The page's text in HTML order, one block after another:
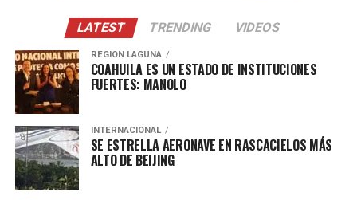
Con Información Tomada de EL HERALDO DE SALTILLO
LATEST TRENDING VIDEOS
REGION LAGUNA
COAHUILA ES UN ESTADO DE INSTITUCIONES
FUERTES: MANOLO
INTERNACIONAL
SE ESTRELLA AERONAVE EN RASCACIELOS MÁS
ALTO DE BEIJING